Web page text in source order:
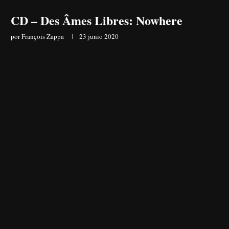
CD – Des Âmes Libres: Nowhere
porFrançois Zappa 23 junio 2020